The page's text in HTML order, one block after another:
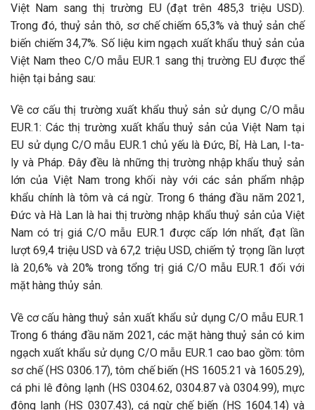
Việt Nam sang thị trường EU (đạt trên 485,3 triệu USD).
Trong đó, thuỷ sản thô, sơ chế chiếm 65,3% và thuỷ sản chế
biến chiếm 34,7%. Số liệu kim ngạch xuất khẩu thuỷ sản của
Việt Nam theo C/O mẫu EUR.1 sang thị trường EU được thể
hiện tại bảng sau:
Về cơ cấu thị trường xuất khẩu thuỷ sản sử dụng C/O mẫu
EUR.1: Các thị trường xuất khẩu thuỷ sản của Việt Nam tại
EU sử dụng C/O mẫu EUR.1 chủ yếu là Đức, Bỉ, Hà Lan, I-ta-
ly và Pháp. Đây đều là những thị trường nhập khẩu thuỷ sản
lớn của Việt Nam trong khối này với các sản phẩm nhập
khẩu chính là tôm và cá ngừ. Trong 6 tháng đầu năm 2021,
Đức và Hà Lan là hai thị trường nhập khẩu thuỷ sản của Việt
Nam có trị giá C/O mẫu EUR.1 được cấp lớn nhất, đạt lần
lượt 69,4 triệu USD và 67,2 triệu USD, chiếm tỷ trọng lần lượt
là 20,6% và 20% trong tổng trị giá C/O mẫu EUR.1 đối với
mặt hàng thủy sản.
Về cơ cấu hàng thuỷ sản xuất khẩu sử dụng C/O mẫu EUR.1
Trong 6 tháng đầu năm 2021, các mặt hàng thuỷ sản có kim
ngạch xuất khẩu sử dụng C/O mẫu EUR.1 cao bao gồm: tôm
sơ chế (HS 0306.17), tôm chế biến (HS 1605.21 và 1605.29),
cá phi lê đông lạnh (HS 0304.62, 0304.87 và 0304.99), mực
đông lạnh (HS 0307.43), cá ngừ chế biến (HS 1604.14) và